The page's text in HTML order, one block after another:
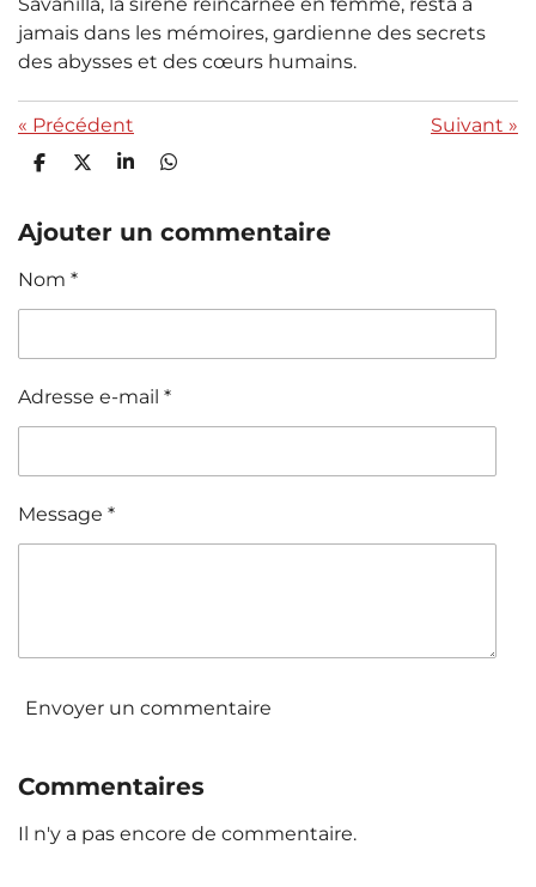
jamais dans les mémoires, gardienne des secrets
des abysses et des cœurs humains.
« Précédent Suivant »
P
t
a
e
r
P
t
a
r
P
t
a
r
P
t
a
r
Ajouter un commentaire
Nom *
Adresse e-mail *
Message *
Envoyer un commentaire
Commentaires
Il n'y a pas encore de commentaire.